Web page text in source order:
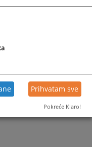
Prihvatam sve
Pokreće Klaro!